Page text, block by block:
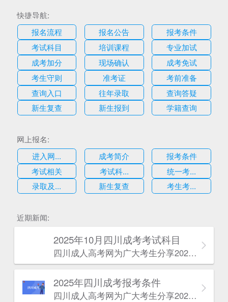
快捷导航:
报名流程
报名公告
报考条件
考试科目
培训课程
专业加试
成考加分
现场确认
成考免试
考生守则
准考证
考前准备
查询入口
往年录取
查询答疑
新生复查
新生报到 学籍查询
网上报名:
进入网...
成考简介
报考条件
考试相关
考试科...
统一考...
录取及...
新生复查 考生考...
近期新闻:
2025年10月四川成考考试科目
四川成人高考网​为广大考生分享2025年10月四川成考考试科目。为广大在职人员和社会人士提供学历提升的机会。更多四川成考考试信息，欢迎在线访问四川成人高考网。
2025年‌‌‌‌四川成考报考条件
四川成人高考网​为广大考生分享2025年‌‌‌‌四川成考报考条件。为广大在职人员和社会人士提供学历提升的机会。更多四川成考考试信息，欢迎在线访问四川成人高考网。